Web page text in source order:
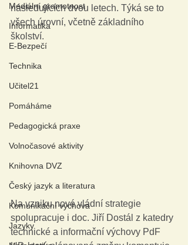
Mediální gramotnost
Informatika
E-Bezpečí
Technika
Učitel21
Pomáháme
Pedagogická praxe
Volnočasové aktivity
Knihovna DVZ
Český jazyk a literatura
Komunikační výchova
Jazyky
následujících dvou letech. Týká se to
všech úrovní, včetně základního
školství.
Na vzniku nové vládní strategie
spolupracuje i doc. Jiří Dostál z katedry
technické a informační výchovy PdF